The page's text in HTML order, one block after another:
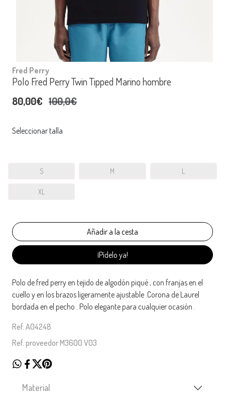
Fred Perry
Polo Fred Perry Twin Tipped Marino hombre
80,00€ 100,0€
Seleccionar talla
S M L
XL
¡Pídelo ya!
Polo de fred perry en tejido de algodón piqué , con franjas en el
cuello y en los brazos ligeramente ajustable .Corona de Laurel
bordada en el pecho . Polo elegante para cualquier ocasión .
Ref. A04248
Ref. proveedor M3600 V03
Material